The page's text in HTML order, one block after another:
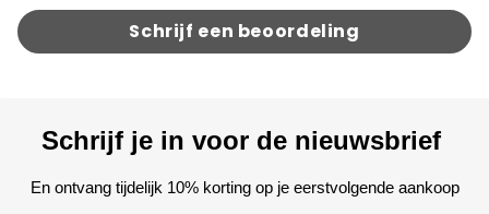
Schrijf een beoordeling
Schrijf je in voor de nieuwsbrief
En ontvang tijdelijk 10% korting op je eerstvolgende aankoop